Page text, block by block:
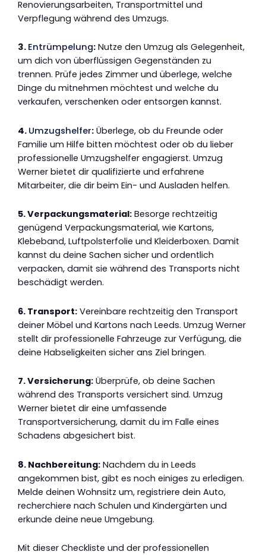
Renovierungsarbeiten, Transportmittel und
Verpflegung während des Umzugs.
3. Entrümpelung: Nutze den Umzug als Gelegenheit,
um dich von überflüssigen Gegenständen zu
trennen. Prüfe jedes Zimmer und überlege, welche
Dinge du mitnehmen möchtest und welche du
verkaufen, verschenken oder entsorgen kannst.
4. Umzugshelfer: Überlege, ob du Freunde oder
Familie um Hilfe bitten möchtest oder ob du lieber
professionelle Umzugshelfer engagierst. Umzug
Werner bietet dir qualifizierte und erfahrene
Mitarbeiter, die dir beim Ein- und Ausladen helfen.
5. Verpackungsmaterial: Besorge rechtzeitig
genügend Verpackungsmaterial, wie Kartons,
Klebeband, Luftpolsterfolie und Kleiderboxen. Damit
kannst du deine Sachen sicher und ordentlich
verpacken, damit sie während des Transports nicht
beschädigt werden.
6. Transport: Vereinbare rechtzeitig den Transport
deiner Möbel und Kartons nach Leeds. Umzug Werner
stellt dir professionelle Fahrzeuge zur Verfügung, die
deine Habseligkeiten sicher ans Ziel bringen.
7. Versicherung: Überprüfe, ob deine Sachen
während des Transports versichert sind. Umzug
Werner bietet dir eine umfassende
Transportversicherung, damit du im Falle eines
Schadens abgesichert bist.
8. Nachbereitung: Nachdem du in Leeds
angekommen bist, gibt es noch einiges zu erledigen.
Melde deinen Wohnsitz um, registriere dein Auto,
recherchiere nach Schulen und Kindergärten und
erkunde deine neue Umgebung.
Mit dieser Checkliste und der professionellen